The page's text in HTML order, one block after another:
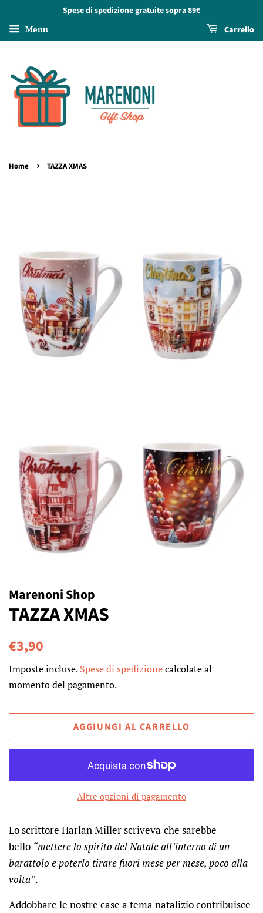
Spese di spedizione gratuite sopra 89€
Menu Carrello
Home › TAZZA XMAS
Marenoni Shop
TAZZA XMAS
Prezzo
listino
€3,90
Imposte incluse.Spese di spedizionecalcolate al
momento del pagamento.
AGGIUNGI AL CARRELLO
Altre opzioni di pagamento
Lo scrittore Harlan Miller scriveva che sarebbe
bello “mettere lo spirito del Natale all’interno di un
barattolo e poterlo tirare fuori mese per mese, poco alla
volta”.
Addobbare le nostre case a tema natalizio contribuisce